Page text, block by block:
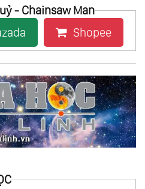
- Chainsaw Man
Shopee